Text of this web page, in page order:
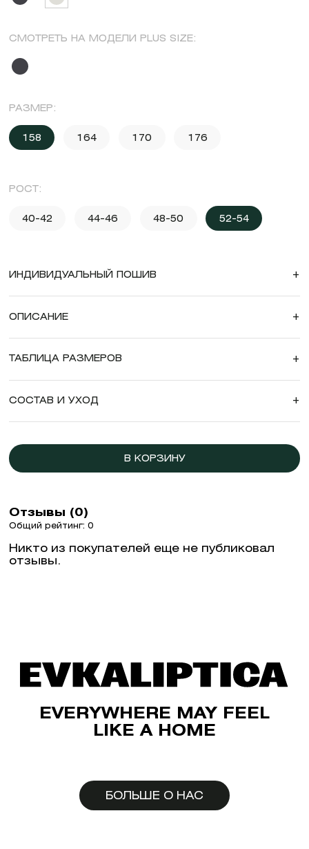
СМОТРЕТЬ НА МОДЕЛИ PLUS SIZE:
РАЗМЕР:
158 164 170 176
РОСТ:
40-42 44-46 48-50 52-54
ИНДИВИДУАЛЬНЫЙ ПОШИВ +
ОПИСАНИЕ +
ТАБЛИЦА РАЗМЕРОВ +
СОСТАВ И УХОД +
В КОРЗИНУ
Отзывы (0)
Общий рейтинг: 0
Никто из покупателей еще не публиковал
отзывы.
EVERYWHERE MAY FEEL
LIKE A HOME
БОЛЬШЕ О НАС